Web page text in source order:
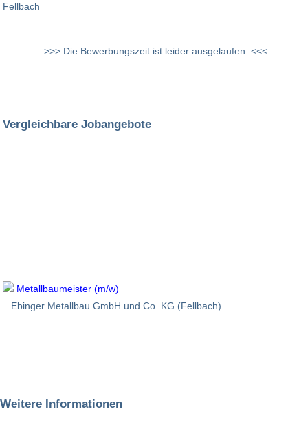
Fellbach
>>> Die Bewerbungszeit ist leider ausgelaufen. <<<
Vergleichbare Jobangebote
Metallbaumeister (m/w)
Ebinger Metallbau GmbH und Co. KG (Fellbach)
Weitere Informationen